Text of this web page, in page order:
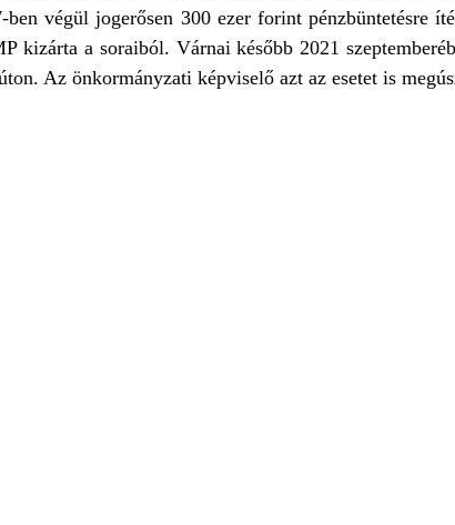
végül jogerősen 300 ezer forint pénzbüntetésre
kizárta a soraiból. Várnai később 2021
Az önkormányzati képviselő azt az esetet is